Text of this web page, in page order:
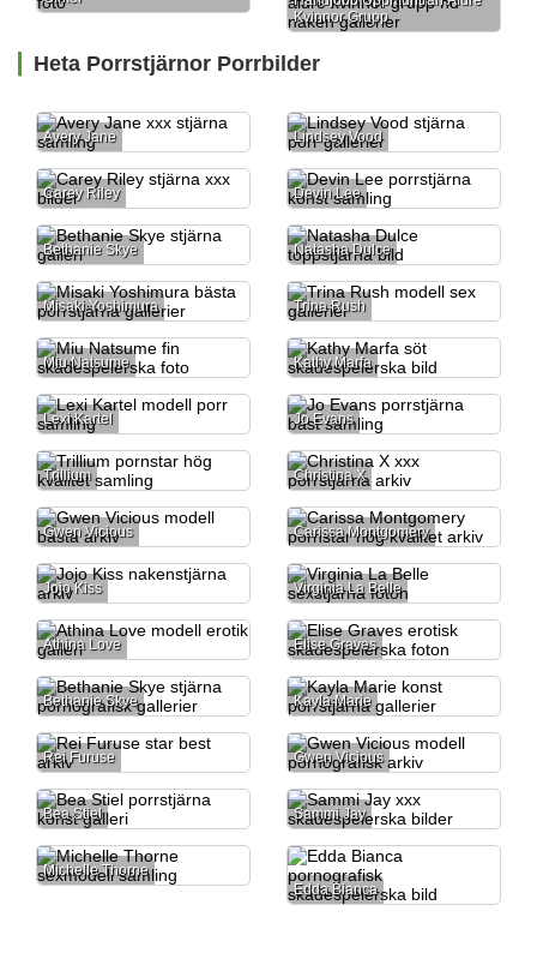
Kvinnor Grupp
Heta Porrstjärnor Porrbilder
Avery Jane Lindsey Vood
Carey Riley Devin Lee
Bethanie Skye Natasha Dulce
Misaki Yoshimura Trina Rush
Miu Natsume Kathy Marfa
Lexi Kartel Jo Evans
Trillium Christina X
Gwen Vicious Carissa Montgomery
Jojo Kiss Virginia La Belle
Athina Love Elise Graves
Bethanie Skye Kayla Marie
Rei Furuse Gwen Vicious
Bea Stiel Sammi Jay
Michelle Thorne
Edda Bianca